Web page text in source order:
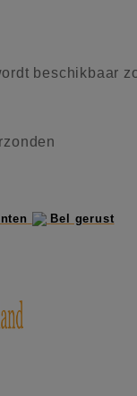
beschikbaar
Bel gerust